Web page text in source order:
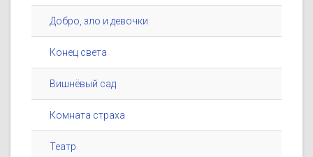
Добро, зло и девочки
Конец света
Вишнёвый сад
Комната страха
Театр